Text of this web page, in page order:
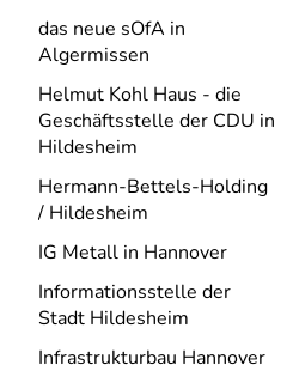
das neue sOfA in
Algermissen
Helmut Kohl Haus - die
Geschäftsstelle der CDU in
Hildesheim
Hermann-Bettels-Holding
/ Hildesheim
IG Metall in Hannover
Informationsstelle der
Stadt Hildesheim
Infrastrukturbau Hannover